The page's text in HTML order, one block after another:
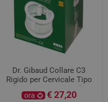
Dr. Gibaud Collare C3
Rigido per Cervicale Tipo
ora € 27,20